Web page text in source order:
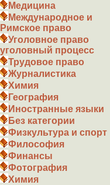
Медицина
Международное и
Римское право
Уголовное право
уголовный процесс
Трудовое право
Журналистика
Химия
География
Иностранные языки
Без категории
Физкультура и спорт
Философия
Финансы
Фотография
Химия